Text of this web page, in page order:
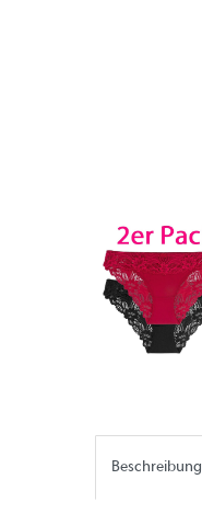
Beschreibung